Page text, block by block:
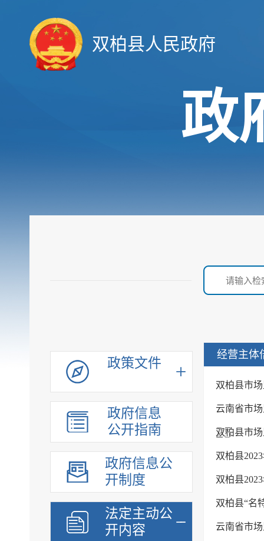
双柏县人民政府
政
政策文件
政府信息
公开指南
政府信息公
开制度
法定主动公
开内容
经营主体
双柏县市
云南省市
25
双柏县市
双柏县
双柏县
双柏县“名
云南省市